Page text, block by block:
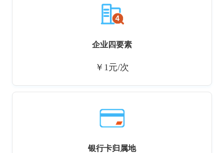
企业四要素
￥1元/次
银行卡归属地